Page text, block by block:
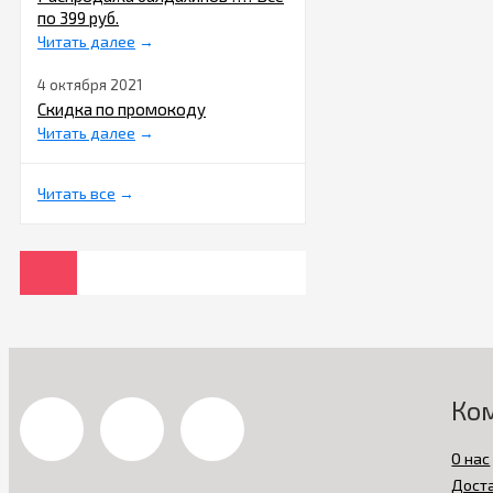
по 399 руб.
Читать далее →
4 октября 2021
Скидка по промокоду
Читать далее →
Читать все →
О нас